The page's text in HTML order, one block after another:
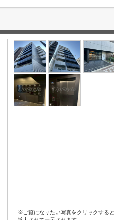
※ご覧になりたい写真をクリックすると